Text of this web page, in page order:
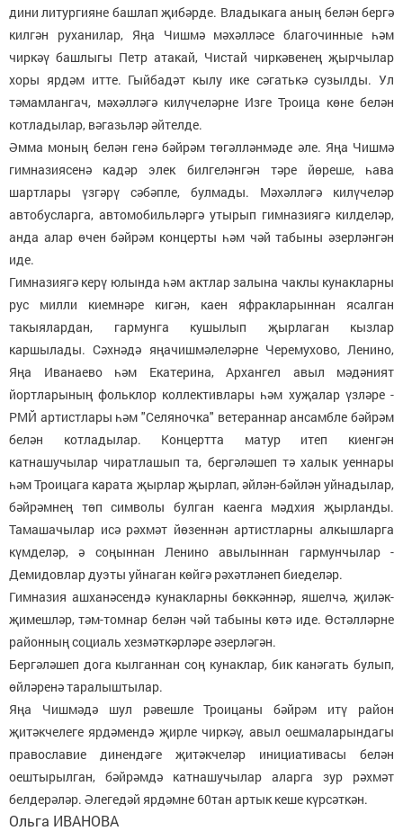
дини литургияне башлап җибәрде. Владыкага аның белән бергә
килгән руханилар, Яңа Чишмә мәхәлләсе благочинные һәм
чиркәү башлыгы Петр атакай, Чистай чиркәвенең җырчылар
хоры ярдәм итте. Гыйбадәт кылу ике сәгатькә сузылды. Ул
тәмамлангач, мәхәлләгә килүчеләрне Изге Троица көне белән
котладылар, вәгазьләр әйтелде.
Әмма моның белән генә бәйрәм төгәлләнмәде әле. Яңа Чишмә
гимназиясенә кадәр элек билгеләнгән тәре йөреше, һава
шартлары үзгәрү сәбәпле, булмады. Мәхәлләгә килүчеләр
автобусларга, автомобильләргә утырып гимназиягә килделәр,
анда алар өчен бәйрәм концерты һәм чәй табыны әзерләнгән
иде.
Гимназиягә керү юлында һәм актлар залына чаклы кунакларны
рус милли киемнәре кигән, каен яфракларыннан ясалган
такыялардан, гармунга кушылып җырлаган кызлар
каршылады. Сәхнәдә яңачишмәлеләрне Черемухово, Ленино,
Яңа Иванаево һәм Екатерина, Архангел авыл мәдәният
йортларының фольклор коллективлары һәм хуҗалар үзләре -
РМЙ артистлары һәм "Селяночка" ветераннар ансамбле бәйрәм
белән котладылар. Концертта матур итеп киенгән
катнашучылар чиратлашып та, бергәләшеп тә халык уеннары
һәм Троицага карата җырлар җырлап, әйлән-бәйлән уйнадылар,
бәйрәмнең төп символы булган каенга мәдхия җырланды.
Тамашачылар исә рәхмәт йөзеннән артистларны алкышларга
күмделәр, ә соңыннан Ленино авылыннан гармунчылар -
Демидовлар дуэты уйнаган көйгә рәхәтләнеп биеделәр.
Гимназия ашханәсендә кунакларны бөккәннәр, яшелчә, җиләк-
җимешләр, тәм-томнар белән чәй табыны көтә иде. Өстәлләрне
районның социаль хезмәткәрләре әзерләгән.
Бергәләшеп дога кылганнан соң кунаклар, бик канәгать булып,
өйләренә таралыштылар.
Яңа Чишмәдә шул рәвешле Троицаны бәйрәм итү район
җитәкчелеге ярдәмендә җирле чиркәү, авыл оешмаларындагы
православие динендәге җитәкчеләр инициативасы белән
оештырылган, бәйрәмдә катнашучылар аларга зур рәхмәт
белдерәләр. Әлегедәй ярдәмне 60тан артык кеше күрсәткән.
Ольга ИВАНОВА